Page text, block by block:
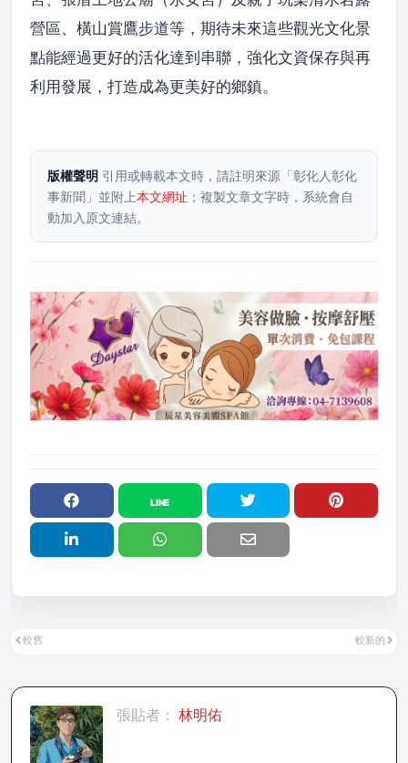
營區、橫山賞鷹步道等，期待未來這些觀光文化景
點能經過更好的活化達到串聯，強化文資保存與再
利用發展，打造成為更美好的鄉鎮。
版權聲明 引用或轉載本文時，請註明來源「彰化人彰化
事新聞」並附上本文網址 ；複製文章文字時，系統會自
動加入原文連結。
較新的
較舊
張貼者： 林明佑